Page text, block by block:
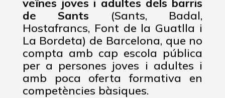
veïnes joves i adultes dels barris
de Sants (Sants, Badal,
Hostafrancs, Font de la Guatlla i
La Bordeta) de Barcelona, que no
compta amb cap escola pública
per a persones joves i adultes i
amb poca oferta formativa en
competències bàsiques.